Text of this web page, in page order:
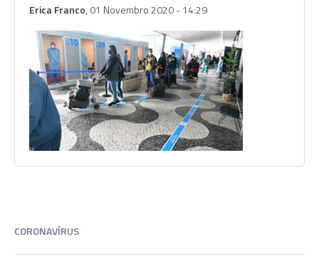
Erica Franco, 01 Novembro 2020 - 14:29
CORONAVÍRUS